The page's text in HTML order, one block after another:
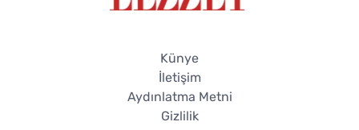
Künye
İletişim
Aydınlatma Metni
Gizlilik